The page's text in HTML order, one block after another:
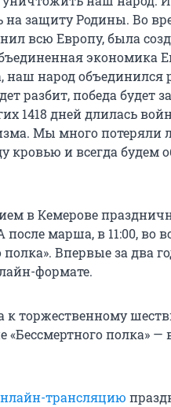
на защиту Родины. Во
всю Европу, была
экономика
наш народ объединился
разбит, победа будет
1418 дней длилась
Мы много потеряли
кровью и всегда будем
в Кемерове
марша, в 11:00, во
Впервые за два
формате.
к торжественному
«Бессмертного полка»
трансляцию